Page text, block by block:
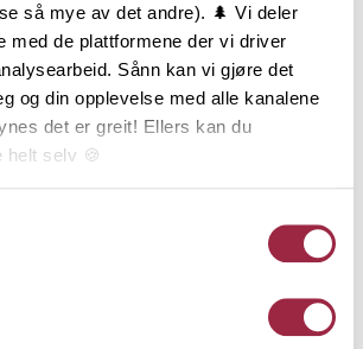
så mye av det andre). 🌲 Vi deler
med de plattformene der vi driver
Sånn kan vi gjøre det
og din opplevelse med alle kanalene
det er greit! Ellers kan du
helt selv 🍪
ofte kalt
har en utbredt tradisjon, og
kledningstypen i Norge.
gir Rektangulær kledning et
til mye mer enn kledning:
vindskier og andre